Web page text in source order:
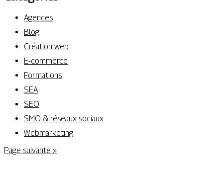
Agences
Blog
Création web
E-commerce
Formations
SEA
SEO
SMO & réseaux sociaux
Webmarketing
Page suivante »